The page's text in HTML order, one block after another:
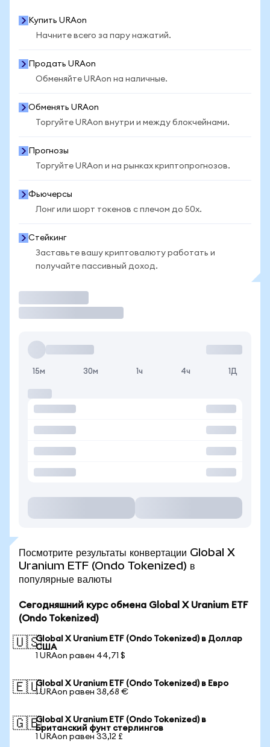
Купить URAon
Начните всего за пару нажатий.
Продать URAon
Обменяйте URAon на наличные.
Обменять URAon
Торгуйте URAon внутри и между блокчейнами.
Прогнозы
Торгуйте URAon и на рынках криптопрогнозов.
Фьючерсы
Лонг или шорт токенов с плечом до 50x.
Стейкинг
Заставьте вашу криптовалюту работать и
получайте пассивный доход.
15м 30м 1ч 4ч 1Д
Посмотрите результаты конвертации Global X
Uranium ETF (Ondo Tokenized) в
популярные валюты
Сегодняшний курс обмена Global X Uranium ETF
(Ondo Tokenized)
🇺🇸Global X Uranium ETF (Ondo Tokenized) в Доллар
США
1 URAon равен 44,71 $
🇪🇺Global X Uranium ETF (Ondo Tokenized) в Евро
1 URAon равен 38,68 €
🇬🇧Global X Uranium ETF (Ondo Tokenized) в
Британский фунт стерлингов
1 URAon равен 33,12 £